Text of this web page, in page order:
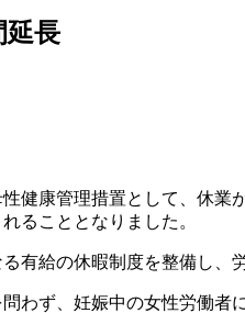
延長
健康管理措置として、休業
ることとなりました。
有給の休暇制度を整備し、
わず、妊娠中の女性労働者